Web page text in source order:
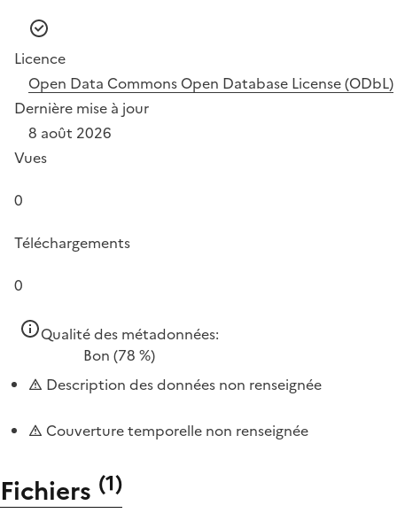
Licence
Open Data Commons Open Database License (ODbL)
Dernière mise à jour
8 août 2026
Vues
0
Téléchargements
0
Qualité des métadonnées:
Bon (78 %)
Description des données non renseignée
Couverture temporelle non renseignée
Fichiers (1)